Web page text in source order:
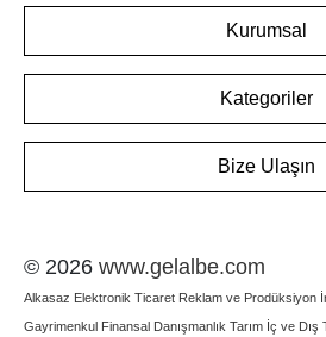
Kurumsal
Kategoriler
Bize Ulaşın
© 2026 www.gelalbe.com
Alkasaz Elektronik Ticaret Reklam ve Prodüksiyon
Gayrimenkul Finansal Danışmanlık Tarım İç ve Dış